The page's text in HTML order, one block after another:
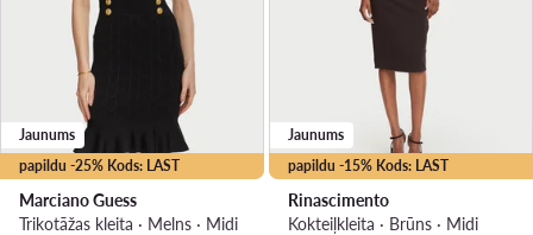
papildu -25% Kods: LAST
Jaunums
Marciano Guess
Trikotāžas kleita · Melns · Midi
papildu -15% Kods: LAST
Jaunums
Rinascimento
Kokteiļkleita · Brūns · Midi